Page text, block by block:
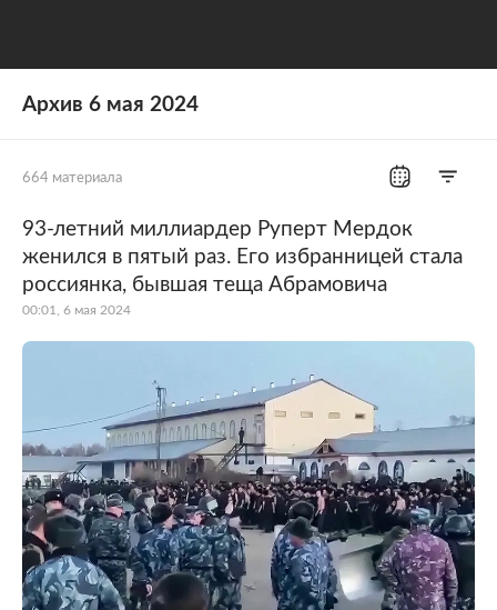
Архив 6 мая 2024
664 материала
Все рубрики Россия
Мир Бывший СССР
Спорт
Культура Интернет и СМИ
Ценности Путешествия
Из жизни Среда обитания
Забота о себе Авто
93-летний миллиардер Руперт Мердок
женился в пятый раз. Его избранницей стала
россиянка, бывшая теща Абрамовича
00:01, 6 мая 2024